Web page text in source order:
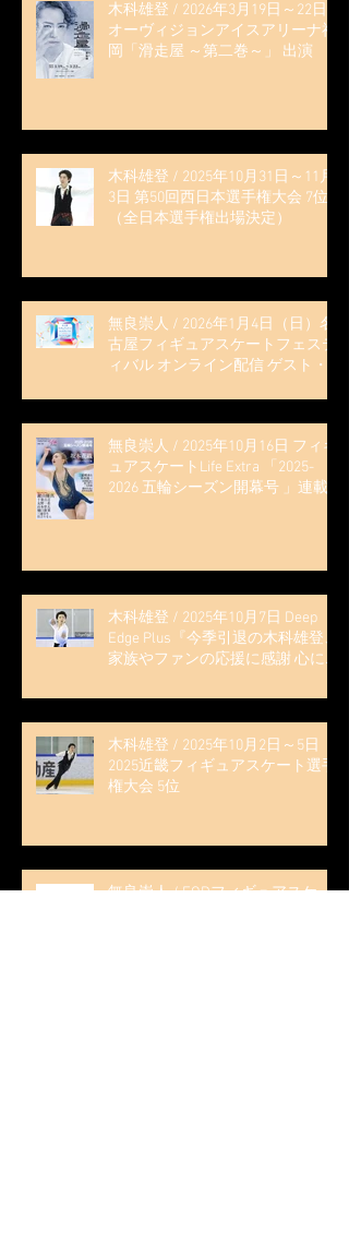
木科雄登 / 2026年3月19日～22日
オーヴィジョンアイスアリーナ福
岡「滑走屋 ～第二巻～」 出演
木科雄登 / 2025年10月31日～11月
3日 第50回西日本選手権大会 7位
（全日本選手権出場決定）
無良崇人 / 2026年1月4日（日）名
古屋フィギュアスケートフェステ
ィバル オンライン配信 ゲスト・
無良崇人 / 2025年10月16日 フィギ
ュアスケートLife Extra 「2025-
2026 五輪シーズン開幕号 」連載
木科雄登 / 2025年10月7日 Deep
Edge Plus『今季引退の木科雄登、
家族やファンの応援に感謝 心に響
見に来て」』
木科雄登 / 2025年10月2日～5日
2025近畿フィギュアスケート選手
権大会 5位
無良崇人 / FODフィギュアスケー